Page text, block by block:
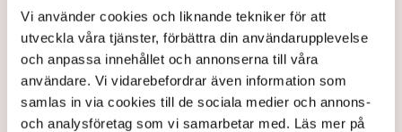
Vi använder cookies och liknande tekniker för att
utveckla våra tjänster, förbättra din användarupplevelse
och anpassa innehållet och annonserna till våra
användare. Vi vidarebefordrar även information som
samlas in via cookies till de sociala medier och annons-
och analysföretag som vi samarbetar med. Läs mer på
Vatten eller cement – nu
avgörs striden